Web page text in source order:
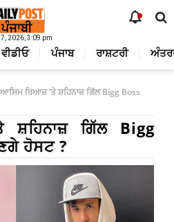
2026, 3:09 pm
ਵੀਡੀਓ ਪੰਜਾਬ ਰਾਸ਼ਟਰੀ
ਆਸਿਮ ਰਿਆਜ਼ ‘ਤੇ ਸ਼ਹਿਨਾਜ਼ ਗਿੱਲ Bigg Boss
ਗਿੱਲ Bigg
ਹੋਸਟ ?